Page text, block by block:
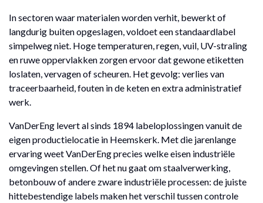
In sectoren waar materialen worden verhit, bewerkt of
langdurig buiten opgeslagen, voldoet een standaardlabel
simpelweg niet. Hoge temperaturen, regen, vuil, UV-straling
en ruwe oppervlakken zorgen ervoor dat gewone etiketten
loslaten, vervagen of scheuren. Het gevolg: verlies van
traceerbaarheid, fouten in de keten en extra administratief
werk.
VanDerEng levert al sinds 1894 labeloplossingen vanuit de
eigen productielocatie in Heemskerk. Met die jarenlange
ervaring weet VanDerEng precies welke eisen industriële
omgevingen stellen. Of het nu gaat om staalverwerking,
betonbouw of andere zware industriële processen: de juiste
hittebestendige labels maken het verschil tussen controle